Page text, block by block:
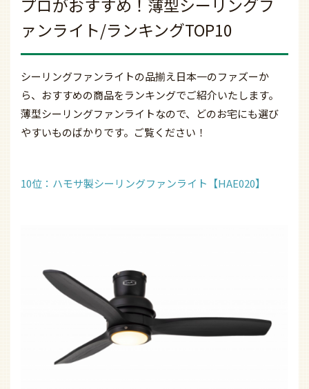
プロがおすすめ！薄型シーリングフ
ァンライト/ランキングTOP10
シーリングファンライトの品揃え日本一のファズーか
ら、おすすめの商品をランキングでご紹介いたします。
薄型シーリングファンライトなので、どのお宅にも選び
やすいものばかりです。ご覧ください！
10位：ハモサ製シーリングファンライト【HAE020】